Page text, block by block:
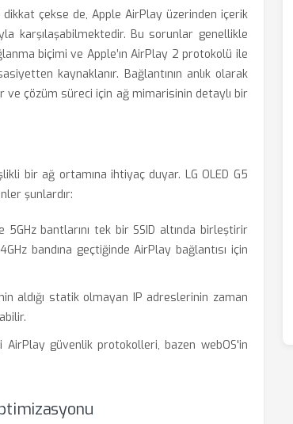
çekse de, Apple AirPlay üzerinden içerik
karşılaşabilmektedir. Bu sorunlar genellikle
biçimi ve Apple’ın AirPlay 2 protokolü ile
kaynaklanır. Bağlantının anlık olarak
çözüm süreci için ağ mimarisinin detaylı bir
bir ağ ortamına ihtiyaç duyar. LG OLED G5
şunlardır:
bantlarını tek bir SSID altında birleştirir
bandına geçtiğinde AirPlay bağlantısı için
aldığı statik olmayan IP adreslerinin zaman
AirPlay güvenlik protokolleri, bazen webOS'in